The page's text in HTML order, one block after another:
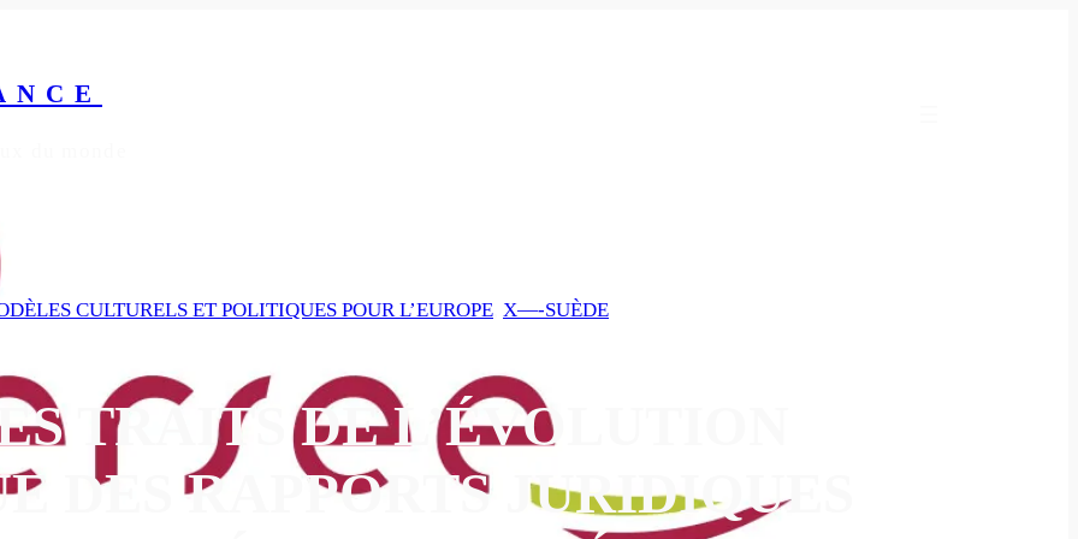
CULTURELS ET POLITIQUES POUR L’EUROPE X—-SUÈDE
TRAITS DE L’ÉVOLUTION
DES RAPPORTS JURIDIQUES